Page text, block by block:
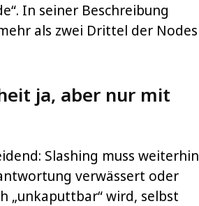
In seiner Beschreibung
als zwei Drittel der Nodes
ja, aber nur mit
Slashing muss weiterhin
verwässert oder
„unkaputtbar“ wird, selbst